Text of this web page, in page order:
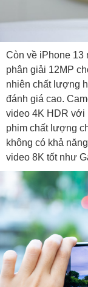
Còn về iPhone 13
phân giải 12MP
nhiên chất lượng
đánh giá cao.
video 4K HDR với
phim chất lượng
không có khả
video 8K tốt như